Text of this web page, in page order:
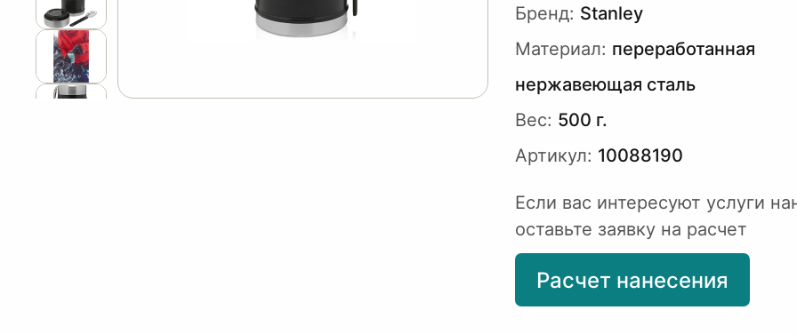
Бренд: Stanley
Материал: переработанная
нержавеющая сталь
Вес: 500 г.
Артикул: 10088190
Если вас интересуют услуги
оставьте заявку на расчет
Расчет нанесения